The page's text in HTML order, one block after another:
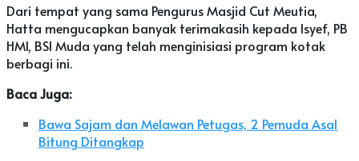
Dari tempat yang sama Pengurus Masjid Cut Meutia,
Hatta mengucapkan banyak terimakasih kepada Isyef, PB
HMI, BSI Muda yang telah menginisiasi program kotak
berbagi ini.
Baca Juga:
Bawa Sajam dan Melawan Petugas, 2 Pemuda Asal
Bitung Ditangkap